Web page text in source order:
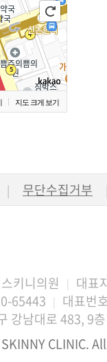
지도 크게 보기
| 무단수집거부
키니의원 |
대표
65443
|
대표번
강남대로 483, 9
CLINIC.